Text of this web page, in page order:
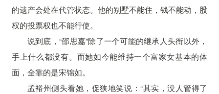
的遗产会处在代管状态。他的别墅不能住，钱不能动，股
权的投票权也不能行使。
说到底，“邵思嘉”除了一个可能的继承人头衔以外，
手上什么都没有。而她如今能维持一个富家女基本的体
面，全靠的是宋锦如。
孟裕州侧头看她，促狭地笑说：“其实，没人管得了